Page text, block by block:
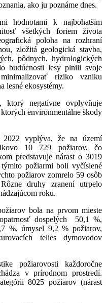
ako ju poznáme dnes.
hodnotami k najbohatším
všetkých foriem života
poloha na rozhraní
zložitá geologická stavba,
pôdnych, hydrologických
budúcnosti lesy plnili svoje
riziko vzniku
lesné ekosystémy.
ktorý negatívne ovplyvňuje
environmentálne škody
vyplýva, že na území
10 729 požiarov, čo
predstavuje nárast o 3019
požiarmi boli vyčíslené
požiarov zomrelo 59 osôb
druhy zranení utrpelo
roku.
bola na prvom mieste
dospelých 50,1 %,
%, úmysel 9,2 % požiarov,
telies dymovodov
požiarovosti každoročne
v prírodnom prostredí.
8025 požiarov (nárast